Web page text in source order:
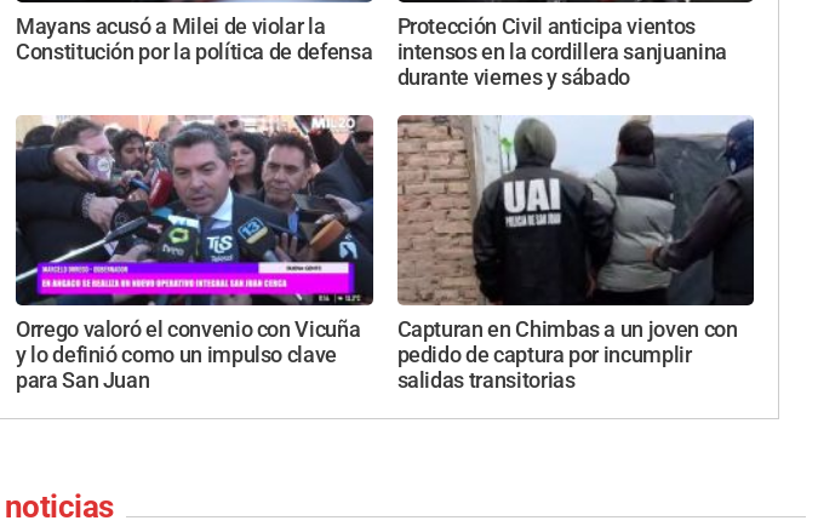
Mayans acusó a Milei de violar la
Constitución por la política de defensa
Protección Civil anticipa vientos
intensos en la cordillera sanjuanina
durante viernes y sábado
Orrego valoró el convenio con Vicuña
y lo definió como un impulso clave
para San Juan
Capturan en Chimbas a un joven con
pedido de captura por incumplir
salidas transitorias
noticias